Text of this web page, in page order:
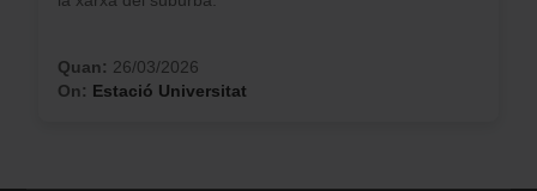
Quan: 26/03/2026
On: Estació Universitat